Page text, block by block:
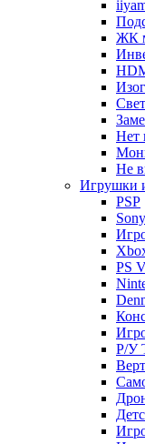
ЖК
Нет
Не
Игрушки
PSP
PS
Р/У